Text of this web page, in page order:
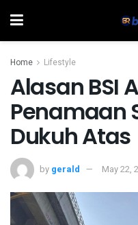
Home Lifestyle
Alasan BSI
Penamaan
Dukuh Atas
by gerald May 22,